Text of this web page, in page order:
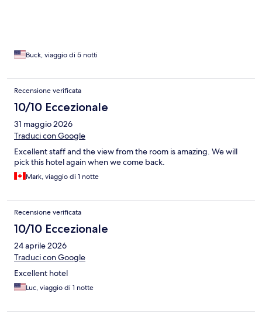
Buck, viaggio di 5 notti
Recensione verificata
10/10 Eccezionale
31 maggio 2026
Traduci con Google
Excellent staff and the view from the room is amazing. We will
pick this hotel again when we come back.
Mark, viaggio di 1 notte
Recensione verificata
10/10 Eccezionale
24 aprile 2026
Traduci con Google
Excellent hotel
Luc, viaggio di 1 notte